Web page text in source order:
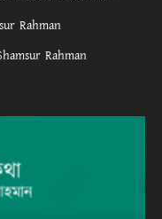
Rahman
Rahman